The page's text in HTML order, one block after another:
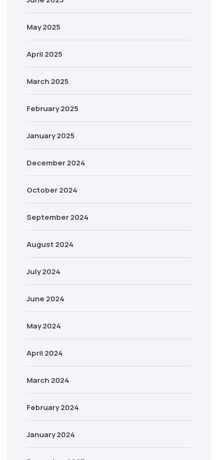
May 2025
April 2025
March 2025
February 2025
January 2025
December 2024
October 2024
September 2024
August 2024
July 2024
June 2024
May 2024
April 2024
March 2024
February 2024
January 2024